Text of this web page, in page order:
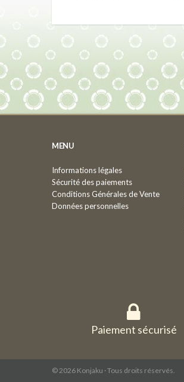
MENU
Informations légales
Sécurité des paiements
Conditions Générales de Vente
Données personnelles
Paiement sécurisé
© 2026 Konjaku · Tous droits réservés.